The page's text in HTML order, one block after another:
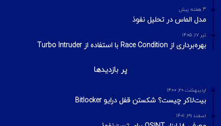
3 هفته پیش
مدل الماس در تحلیل نفوذ
تیر ۱۷, ۱۴۰۵
بهره‌برداری از Race Condition با استفاده از Turbo Intruder
پر بازدیدها
اردیبهشت ۲۰, ۱۴۰۰
بیت‌لاکر چیست؟ شکستن قفل درایو Bitlocker
اسفند ۲۹, ۱۴۰۱